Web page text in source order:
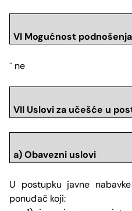
VI Mogućnost
¨ ne
VII Uslovi za učešće u
a) Obavezni uslovi
U postupku javne
ponuđač koji: